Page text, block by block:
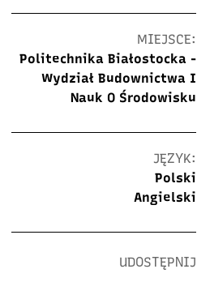
MIEJSCE:
Politechnika Białostocka -
Wydział Budownictwa I
Nauk O Środowisku
JĘZYK:
Polski
Angielski
UDOSTĘPNIJ